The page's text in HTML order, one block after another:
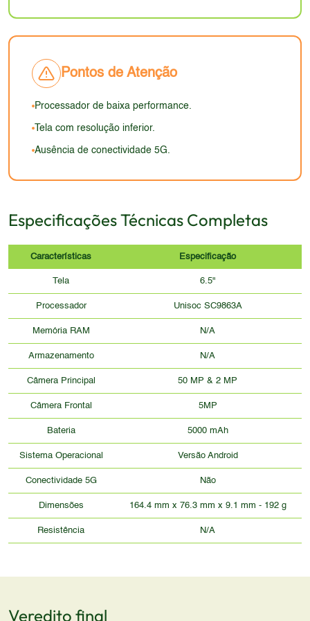
resolução e a taxa de atualização limitada podem
comprometer a imersão em jogos e vídeos,
mais modernos.
Pontos de Atenção
Processador de baixa performance.
Tela com resolução inferior.
Ausência de conectividade 5G.
Especificações Técnicas Completas
Características Especificação
Tela 6.5"
Processador Unisoc SC9863A
Memória RAM N/A
Armazenamento N/A
Câmera Principal 50 MP & 2 MP
Câmera Frontal 5MP
Bateria 5000 mAh
Sistema Operacional Versão Android
Conectividade 5G Não
Dimensões 164.4 mm x 76.3 mm x 9.1 mm - 192 g
Resistência N/A
Veredito final